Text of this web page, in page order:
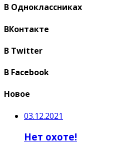
В Одноклассниках
ВКонтакте
В Twitter
В Facebook
Новое
03.12.2021
Нет охоте!